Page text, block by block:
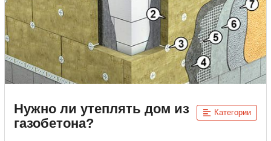
Нужно ли утеплять дом из
газобетона?
Категории